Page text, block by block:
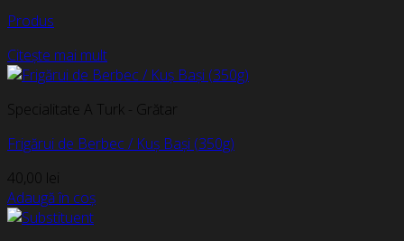
Produs
Citește mai mult
Specialitate A Turk - Grătar
Frigărui de Berbec / Kuș Bași (350g)
40,00 lei
Adaugă în coș